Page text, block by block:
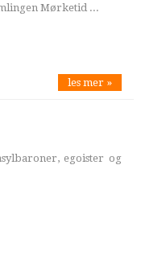
Mørketid ...
les mer »
egoister og